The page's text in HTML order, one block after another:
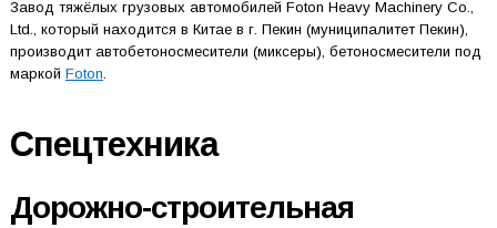
Завод тяжёлых грузовых автомобилей Foton Heavy Machinery Co.,
Ltd., который находится в Китае в г. Пекин (муниципалитет Пекин),
производит автобетоносмесители (миксеры), бетоносмесители под
маркой Foton
Спецтехника
Дорожно-строительная